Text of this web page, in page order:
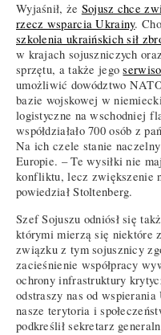
Wyjaśnił, że Sojusz chce
rzecz wsparcia Ukrainy.
szkolenia ukraińskich sił
w krajach sojuszniczych
sprzętu, a także jego
umożliwić dowództwo
bazie wojskowej w
logistyczne na wschodniej
współdziałało 700 osób z
Na ich czele stanie
Europie. – Te wysiłki nie
konfliktu, lecz zwiększenie
powiedział Stoltenberg.
Szef Sojuszu odniósł się
którymi mierzą się niektóre
związku z tym sojusznicy
zacieśnienie współpracy
ochrony infrastruktury
odstraszy nas od
nasze terytoria i
podkreślił sekretarz